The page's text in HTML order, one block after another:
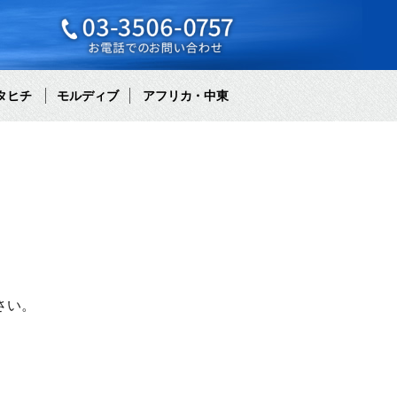
ヒチ モルディブ アフリカ・中東
。